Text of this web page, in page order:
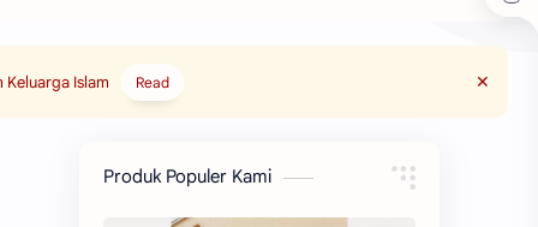
Islam Read
Produk Populer Kami